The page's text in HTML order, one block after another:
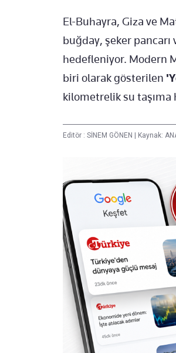
El-Buhayra, Giza ve
buğday, şeker
hedefleniyor. Modern
biri olarak gösterilen
kilometrelik su
Editör : SİNEM GÖNEN | Kaynak: